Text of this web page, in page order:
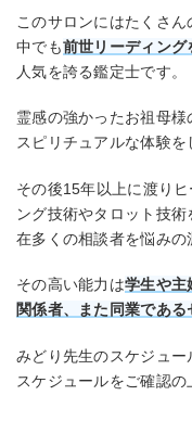
このサロンにはたくさん
中でも前世リーディング
人気を誇る鑑定士です。
霊感の強かったお祖母
スピリチュアルな体験を
その後15年以上に渡り
ング技術やタロット技
在多くの相談者を悩みの
その高い能力は学生や主
関係者、また同業であ
みどり先生のスケジュ
スケジュールをご確認の